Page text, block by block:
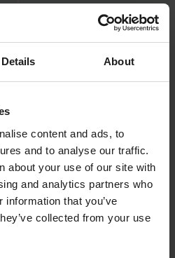
Details About
content and ads, to
and to analyse our traffic.
about your use of our site with
and analytics partners who
that you’ve
collected from your use
Stödbricka Vevparti ProX Silver